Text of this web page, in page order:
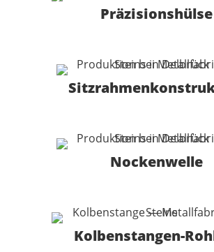
Präzisionshülse
Nockenwelle
Kolbenstangen-